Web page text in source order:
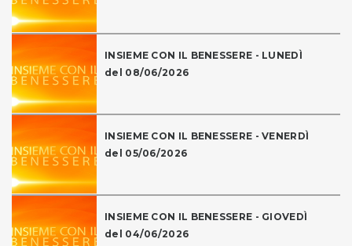
INSIEME CON IL BENESSERE - LUNEDÌ
del 08/06/2026
INSIEME CON IL BENESSERE - VENERDÌ
del 05/06/2026
INSIEME CON IL BENESSERE - GIOVEDÌ
del 04/06/2026